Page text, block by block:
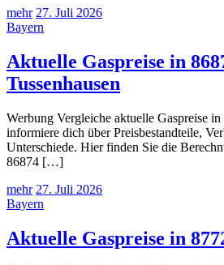
mehr 27. Juli 2026
Bayern
Aktuelle Gaspreise in
Tussenhausen
Werbung Vergleiche aktuelle Gaspreise in
informiere dich über Preisbestandteile,
Unterschiede. Hier finden Sie die
86874 […]
mehr 27. Juli 2026
Bayern
Aktuelle Gaspreise in